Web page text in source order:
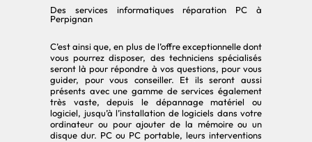
Des services informatiques réparation PC à
Perpignan
C’est ainsi que, en plus de l’offre exceptionnelle dont
vous pourrez disposer, des techniciens spécialisés
seront là pour répondre à vos questions, pour vous
guider, pour vous conseiller. Et ils seront aussi
présents avec une gamme de services également
très vaste, depuis le dépannage matériel ou
logiciel, jusqu’à l’installation de logiciels dans votre
ordinateur ou pour ajouter de la mémoire ou un
disque dur. PC ou PC portable, leurs interventions